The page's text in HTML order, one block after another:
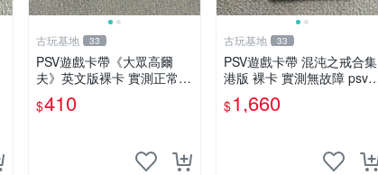
古玩基地 33
PSV遊戲卡帶《大眾高爾
夫》英文版裸卡 實測正常
索尼PSV獨家適用 大眾高爾
夫 PSV 卡帶 游戲機專用
$410
古玩基地 33
PSV遊戲卡帶 混沌之戒合集
港版 裸卡 實測無故障 psv
測試正常 港版合集
$1,660